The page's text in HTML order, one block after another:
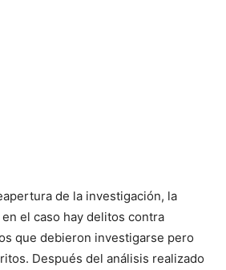
de la investigación, la
el caso hay delitos contra
que debieron investigarse pero
Después del análisis realizado